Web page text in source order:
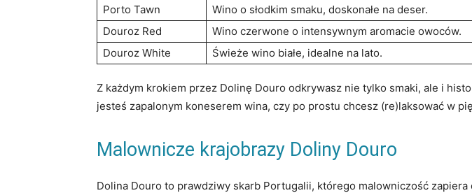
Porto Tawn
Wino⁣ o słodkim smaku, doskonałe na deser.
Douroz⁢ Red
Wino czerwone ‍o intensywnym ⁢aromacie⁢ owoców.
Douroz⁢ White
Świeże ​wino białe, ⁤idealne na lato.
Z⁤ każdym ⁢krokiem przez Dolinę Douro ⁤odkrywasz nie tylko smaki, ale ‌i⁤
jesteś zapalonym​ koneserem ‍wina, czy⁢ po prostu chcesz (re)laksować w
Malownicze krajobrazy Doliny ​Douro
Dolina ⁤Douro to prawdziwy​ skarb Portugalii, którego malowniczość